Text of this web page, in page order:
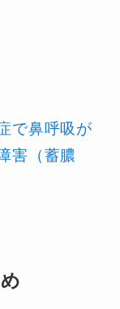
で鼻呼吸が
害（蓄膿